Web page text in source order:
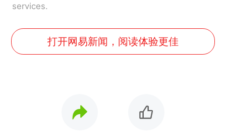
services.
打开网易新闻，阅读体验更佳